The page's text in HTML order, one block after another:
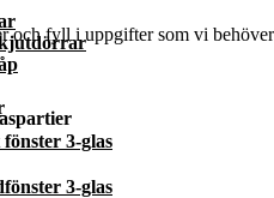
3-glas
3-glas
fyll i uppgifter som vi